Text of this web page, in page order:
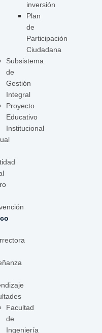
inversión
Plan
de
Participación
Ciudadana
Subsistema
de
Gestión
Integral
Proyecto
Educativo
Institucional
Facultad
de
Ingeniería